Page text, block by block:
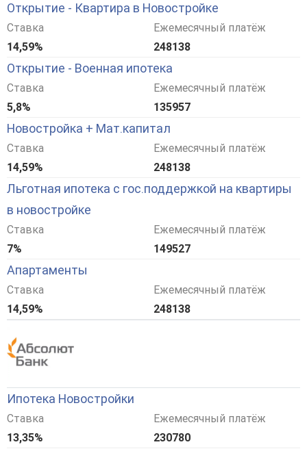
Открытие - Квартира в Новостройке
Ставка
14,59%
Ежемесячный платёж
248138
Открытие - Военная ипотека
Ставка
5,8%
Ежемесячный платёж
135957
Новостройка + Мат.капитал
Ставка
14,59%
Ежемесячный платёж
248138
Льготная ипотека с гос.поддержкой на квартиры
в новостройке
Ставка
7%
Ежемесячный платёж
149527
Апартаменты
Ставка
14,59%
Ежемесячный платёж
248138
Ипотека Новостройки
Ставка
13,35%
Ежемесячный платёж
230780